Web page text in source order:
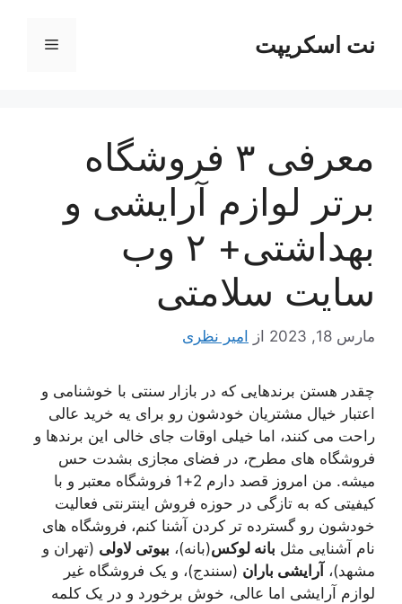
محتوانت اسکریپت فهرست
معرفی ۳ فروشگاه
برتر لوازم آرایشی و
بهداشتی+ ۲ وب
سایت سلامتی
مارس 18, 2023 از امیر نظری
چقدر هستن برندهایی که در بازار سنتی با خوشنامی و
اعتبار خیال مشتریان خودشون رو برای یه خرید عالی
راحت می کنند، اما خیلی اوقات جای خالی این برندها و
فروشگاه های مطرح، در فضای مجازی بشدت حس
میشه. من امروز قصد دارم 2+1 فروشگاه معتبر و با
کیفیتی که به تازگی در حوزه فروش اینترنتی فعالیت
خودشون رو گسترده تر کردن آشنا کنم، فروشگاه های
نام آشنایی مثل بانه لوکس(بانه)، بیوتی لاولی (تهران و
مشهد)، آرایشی باران (سنندج)، و یک فروشگاه غیر
لوازم آرایشی اما عالی، خوش برخورد و در یک کلمه